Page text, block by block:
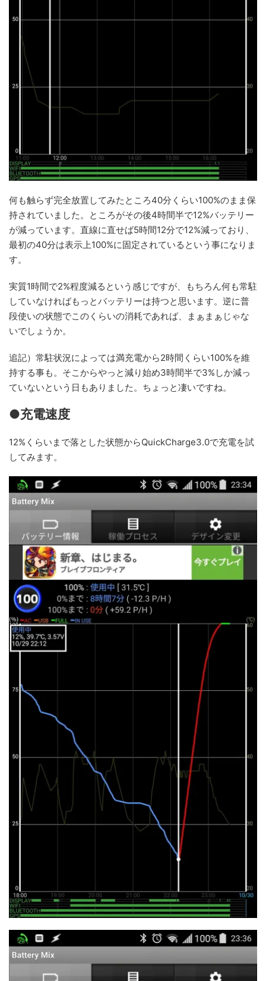
何も触らず完全放置してみたところ40分くらい100%のまま保
持されていました。ところがその後4時間半で12%バッテリー
が減っています。直線に直せば5時間12分で12%減っており、
最初の40分は表示上100%に固定されているという事になりま
す。
実質1時間で2%程度減るという感じですが、もちろん何も常駐
していなければもっとバッテリーは持つと思います。逆に普
段使いの状態でこのくらいの消耗であれば、まぁまぁじゃな
いでしょうか。
追記）常駐状況によっては満充電から2時間くらい100%を維
持する事も。そこからやっと減り始め3時間半で3%しか減っ
ていないという日もありました。ちょっと凄いですね。
●充電速度
12%くらいまで落とした状態からQuickCharge3.0で充電を試
してみます。